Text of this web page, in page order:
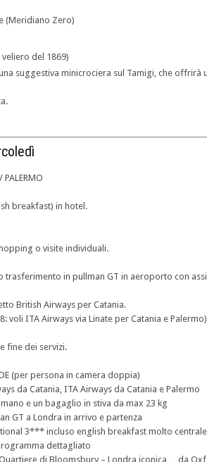
(Meridiano Zero)
del 1869)
suggestiva minicrociera sul Tamigi, che
breakfast) in hotel.
o visite individuali.
in pullman GT in aeroporto con
British Airways per Catania.
voli ITA Airways via Linate per Catania e
fine dei servizi.
(per persona in camera doppia)
da Catania, ITA Airways da Catania e Palermo
e un bagaglio in stiva da max 23 kg
GT a Londra in arrivo e partenza
3*** incluso english breakfast molto centrale
dettagliato
di Bloomsbury – Londra iconica… da